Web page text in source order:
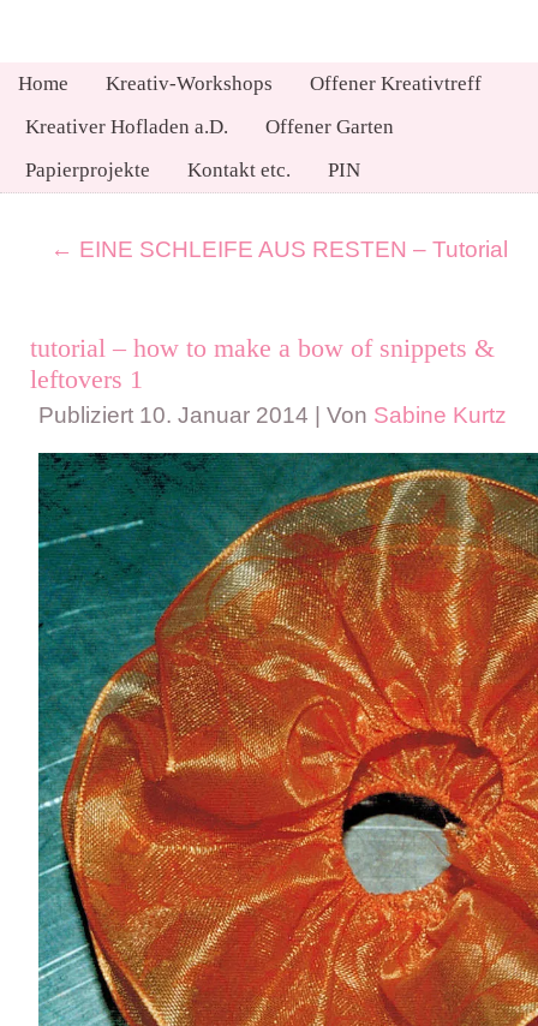
Home Kreativ-Workshops
Offener Kreativtreff
Kreativer Hofladen a.D.
Offener Garten
Papierprojekte
Kontakt etc. PIN
← EINE SCHLEIFE AUS RESTEN – Tutorial
tutorial – how to make a bow of snippets &
leftovers 1
Publiziert 10. Januar 2014 Von Sabine Kurtz